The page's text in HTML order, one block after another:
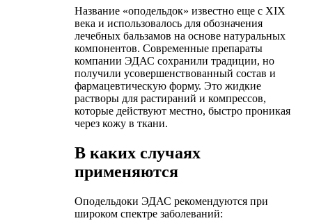
Название «оподельдок» известно еще с XIX
века и использовалось для обозначения
лечебных бальзамов на основе натуральных
компонентов. Современные препараты
компании ЭДАС сохранили традиции, но
получили усовершенствованный состав и
фармацевтическую форму. Это жидкие
растворы для растираний и компрессов,
которые действуют местно, быстро проникая
через кожу в ткани.
В каких случаях
применяются
Оподельдоки ЭДАС рекомендуются при
широком спектре заболеваний: